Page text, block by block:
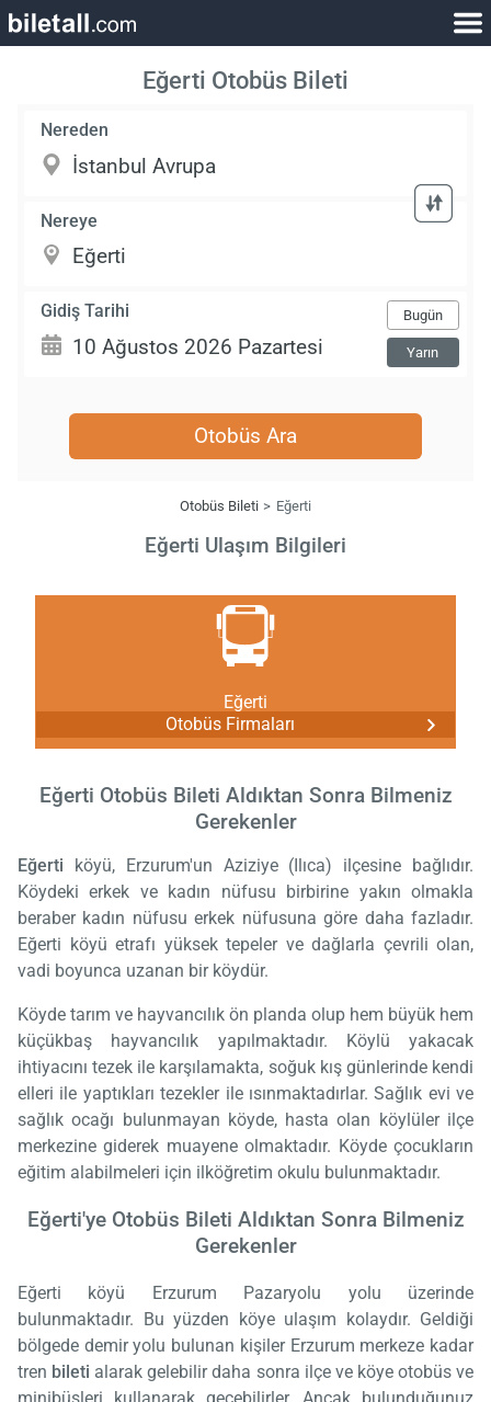
Eğerti Otobüs Bileti
Nereden
Nereye
Gidiş Tarihi Bugün
Yarın
Otobüs Ara
Otobüs Bileti Eğerti
Eğerti Ulaşım Bilgileri
Eğerti
Otobüs Firmaları
Eğerti Otobüs Bileti Aldıktan Sonra Bilmeniz
Gerekenler
Eğerti köyü, Erzurum'un Aziziye (Ilıca) ilçesine bağlıdır.
Köydeki erkek ve kadın nüfusu birbirine yakın olmakla
beraber kadın nüfusu erkek nüfusuna göre daha fazladır.
Eğerti köyü etrafı yüksek tepeler ve dağlarla çevrili olan,
vadi boyunca uzanan bir köydür.
Köyde tarım ve hayvancılık ön planda olup hem büyük hem
küçükbaş hayvancılık yapılmaktadır. Köylü yakacak
ihtiyacını tezek ile karşılamakta, soğuk kış günlerinde kendi
elleri ile yaptıkları tezekler ile ısınmaktadırlar. Sağlık evi ve
sağlık ocağı bulunmayan köyde, hasta olan köylüler ilçe
merkezine giderek muayene olmaktadır. Köyde çocukların
eğitim alabilmeleri için ilköğretim okulu bulunmaktadır.
Eğerti'ye Otobüs Bileti Aldıktan Sonra Bilmeniz
Gerekenler
Eğerti köyü Erzurum Pazaryolu yolu üzerinde
bulunmaktadır. Bu yüzden köye ulaşım kolaydır. Geldiği
bölgede demir yolu bulunan kişiler Erzurum merkeze kadar
tren bileti alarak gelebilir daha sonra ilçe ve köye otobüs ve